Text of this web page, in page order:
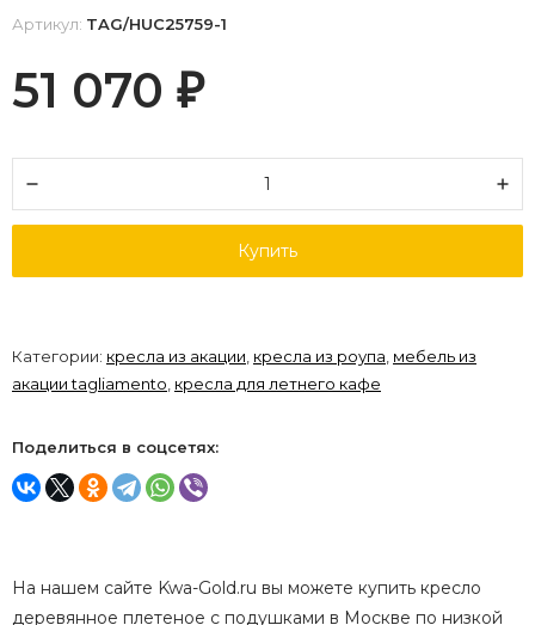
Артикул: TAG/HUC25759-1
51 070 ₽
Купить
Категории: кресла из акации, кресла из роупа, мебель из
акации tagliamento, кресла для летнего кафе
Поделиться в соцсетях:
На нашем сайте Kwa-Gold.ru вы можете купить кресло
деревянное плетеное с подушками в Москве по низкой